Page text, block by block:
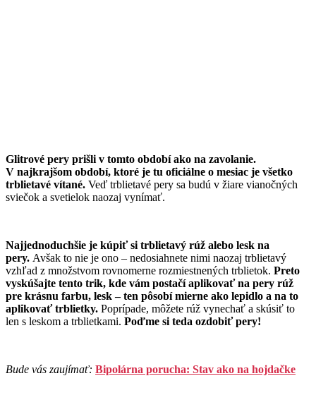
Glitrové pery prišli v tomto období ako na zavolanie.
V najkrajšom období, ktoré je tu oficiálne o mesiac je všetko
trblietavé vítané. Veď trblietavé pery sa budú v žiare vianočných
sviečok a svetielok naozaj vynímať.
Najjednoduchšie je kúpiť si trblietavý rúž alebo lesk na
pery. Avšak to nie je ono – nedosiahnete nimi naozaj trblietavý
vzhľad z množstvom rovnomerne rozmiestnených trblietok. Preto
vyskúšajte tento trik, kde vám postačí aplikovať na pery rúž
pre krásnu farbu, lesk – ten pôsobí mierne ako lepidlo a na to
aplikovať trblietky. Poprípade, môžete rúž vynechať a skúsiť to
len s leskom a trblietkami. Poďme si teda ozdobiť pery!
Bude vás zaujímať: Bipolárna porucha: Stav ako na hojdačke